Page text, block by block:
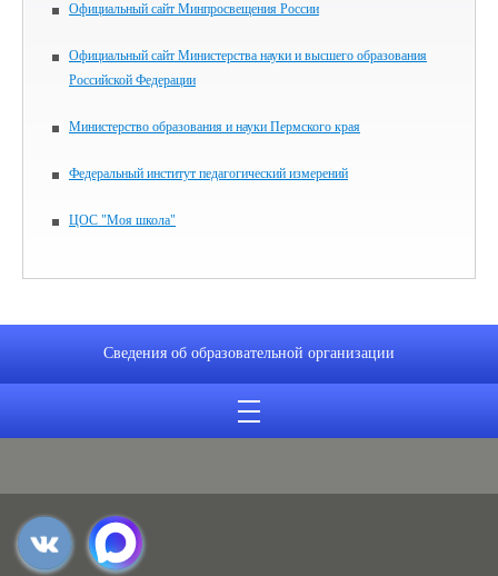
Официальный сайт Минпросвещения России
Официальный сайт Министерства науки и высшего образования
Российской Федерации
Министерство образования и науки Пермского края
Федеральный институт педагогический измерений
ЦОС "Моя школа"
Сведения об образовательной организации